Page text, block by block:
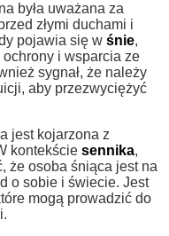
była uważana za
złymi duchami i
pojawia się w śnie,
i wsparcia ze
sygnał, że należy
aby przezwyciężyć
jest kojarzona z
kontekście sennika,
że osoba śniąca jest na
o sobie i świecie. Jest
mogą prowadzić do